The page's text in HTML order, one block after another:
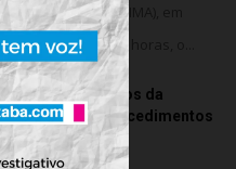
Marlin Azul (IMA), em
A partir das 18 horas, o...
celebra seis anos da
com 1.845 procedimentos
de 2026